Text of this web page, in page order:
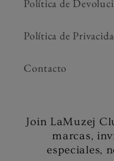
Política de
Política de
Contacto
Join LaMuzej
marcas,
especiales,